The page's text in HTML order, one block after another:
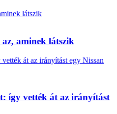
aminek látszik
így vették át az irányítást